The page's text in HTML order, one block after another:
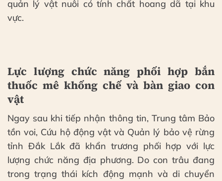
quản lý vật nuôi có tính chất hoang dã tại khu
vực.
Lực lượng chức năng phối hợp bắn
thuốc mê khống chế và bàn giao con
vật
Ngay sau khi tiếp nhận thông tin, Trung tâm Bảo
tồn voi, Cứu hộ động vật và Quản lý bảo vệ rừng
tỉnh Đắk Lắk đã khẩn trương phối hợp với lực
lượng chức năng địa phương. Do con trâu đang
trong trạng thái kích động mạnh và di chuyển